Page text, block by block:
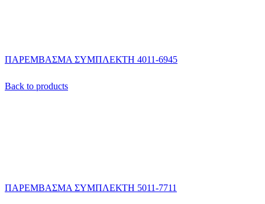
ΠΑΡΕΜΒΑΣΜΑ ΣΥΜΠΛΕΚΤΗ 4011-6945
Back to products
ΠΑΡΕΜΒΑΣΜΑ ΣΥΜΠΛΕΚΤΗ 5011-7711